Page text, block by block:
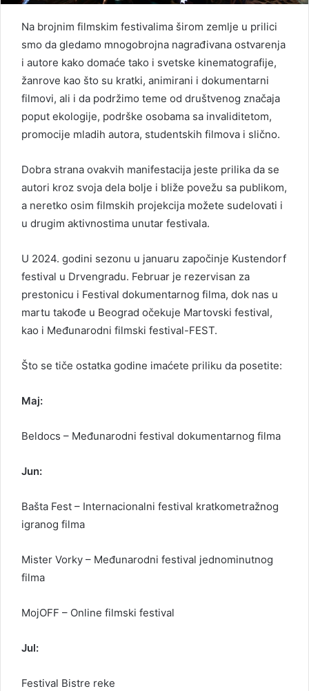
Na brojnim filmskim festivalima širom zemlje u prilici
smo da gledamo mnogobrojna nagrađivana ostvarenja
i autore kako domaće tako i svetske kinematografije,
žanrove kao što su kratki, animirani i dokumentarni
filmovi, ali i da podržimo teme od društvenog značaja
poput ekologije, podrške osobama sa invaliditetom,
promocije mladih autora, studentskih filmova i slično.
Dobra strana ovakvih manifestacija jeste prilika da se
autori kroz svoja dela bolje i bliže povežu sa publikom,
a neretko osim filmskih projekcija možete sudelovati i
u drugim aktivnostima unutar festivala.
U 2024. godini sezonu u januaru započinje Kustendorf
festival u Drvengradu. Februar je rezervisan za
prestonicu i Festival dokumentarnog filma, dok nas u
martu takođe u Beograd očekuje Martovski festival,
kao i Međunarodni filmski festival-FEST.
Što se tiče ostatka godine imaćete priliku da posetite:
Maj:
Beldocs – Međunarodni festival dokumentarnog filma
Jun:
Bašta Fest – Internacionalni festival kratkometražnog
igranog filma
Mister Vorky – Međunarodni festival jednominutnog
filma
MojOFF – Online filmski festival
Jul:
Festival Bistre reke